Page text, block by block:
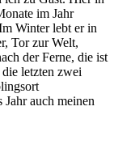
im Jahr
Winter lebt er in
Tor zur Welt,
der Ferne, die ist
letzten zwei
Jahr auch meinen